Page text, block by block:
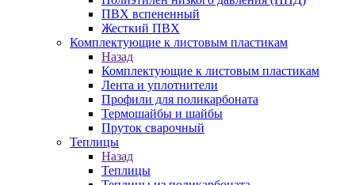
ПВХ вспененный
Жесткий ПВХ
Комплектующие к листовым пластикам
Назад
Комплектующие к листовым пластикам
Лента и уплотнители
Профили для поликарбоната
Термошайбы и шайбы
Пруток сварочный
Теплицы
Назад
Теплицы